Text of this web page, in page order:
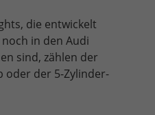
die entwickelt
in den Audi
sind, zählen der
oder der 5-Zylinder-